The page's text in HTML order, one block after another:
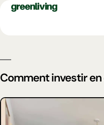
Comment investir